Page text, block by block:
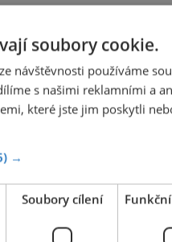
soubory cookie.
návštěvnosti používáme
s našimi reklamními a
které jste jim poskytli
→
Soubory cílení